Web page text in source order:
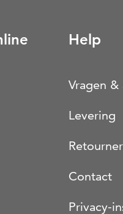
Help
Vragen
Levering
Contact
Privacy-